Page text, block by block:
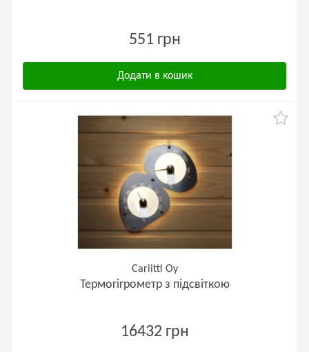
551 грн
Додати в кошик
Cariitti Oy
Термогігрометр з підсвіткою
16432 грн